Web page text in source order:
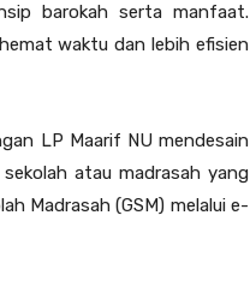
barokah serta manfaat.
waktu dan lebih efisien
LP Maarif NU mendesain
atau madrasah yang
Madrasah (GSM) melalui e-